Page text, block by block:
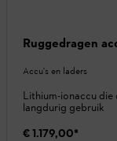
Ruggedragen
Accu's en laders
Lithium-ionaccu
langdurig gebruik
€ 1.179,00*